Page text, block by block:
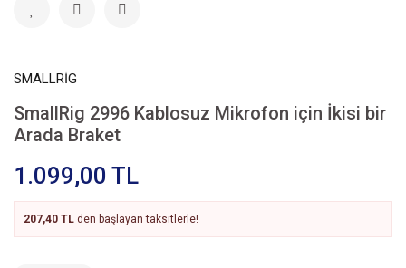
SMALLRİG
SmallRig 2996 Kablosuz Mikrofon için İkisi bir
Arada Braket
1.099,00 TL
207,40 TL den başlayan taksitlerle!